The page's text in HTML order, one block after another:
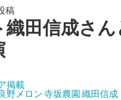
稿
織田信成さ
掲載
野メロン寺坂農園織田信成